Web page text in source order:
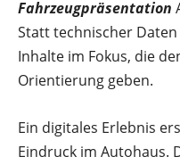
Fahrzeugpräsentation
Statt technischer
Inhalte im Fokus, die
Orientierung geben.
Ein digitales Erlebnis
Eindruck im Autohaus.